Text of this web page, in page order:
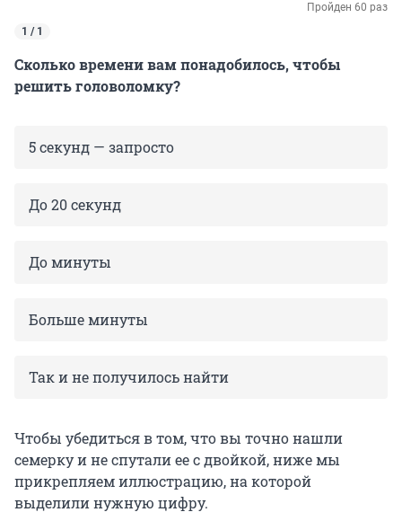
Пройден 60 раз
1 / 1
Сколько времени вам понадобилось, чтобы
решить головоломку?
5 секунд — запросто
До 20 секунд
До минуты
Больше минуты
Так и не получилось найти
Чтобы убедиться в том, что вы точно нашли
семерку и не спутали ее с двойкой, ниже мы
прикрепляем иллюстрацию, на которой
выделили нужную цифру.